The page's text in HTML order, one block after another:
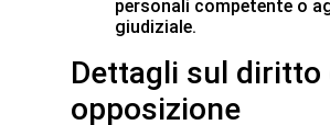
personali competente o
giudiziale.
Dettagli sul diritto
opposizione